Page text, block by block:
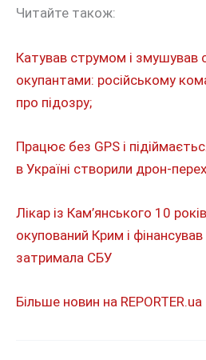
Читайте також:
Катував струмом і змушував
окупантами: російському
про підозру;
Працює без GPS і
в Україні створили дрон-
Лікар із Кам’янського 10
окупований Крим і
затримала СБУ
Більше новин на REPORTER.ua